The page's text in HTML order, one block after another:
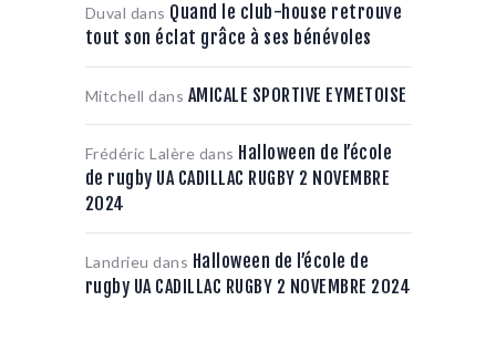
Duval dans Quand le club-house retrouve
tout son éclat grâce à ses bénévoles
Mitchell dans AMICALE SPORTIVE EYMETOISE
Frédéric Lalère dans Halloween de l’école
de rugby UA CADILLAC RUGBY 2 NOVEMBRE
2024
Landrieu dans Halloween de l’école de
rugby UA CADILLAC RUGBY 2 NOVEMBRE 2024